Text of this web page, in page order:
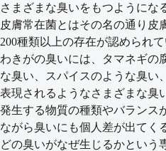
さまざまな臭いをもつようにな
皮膚常在菌とはその名の通り皮
200種類以上の存在が認められて
わきがの臭いには、
タマネギの
な臭い、スパイスのような臭い
表現されるようなさまざまな臭
発生する物質の種類やバランス
ながら臭いにも個人差が出てく
どの臭いがなぜ生じるかという